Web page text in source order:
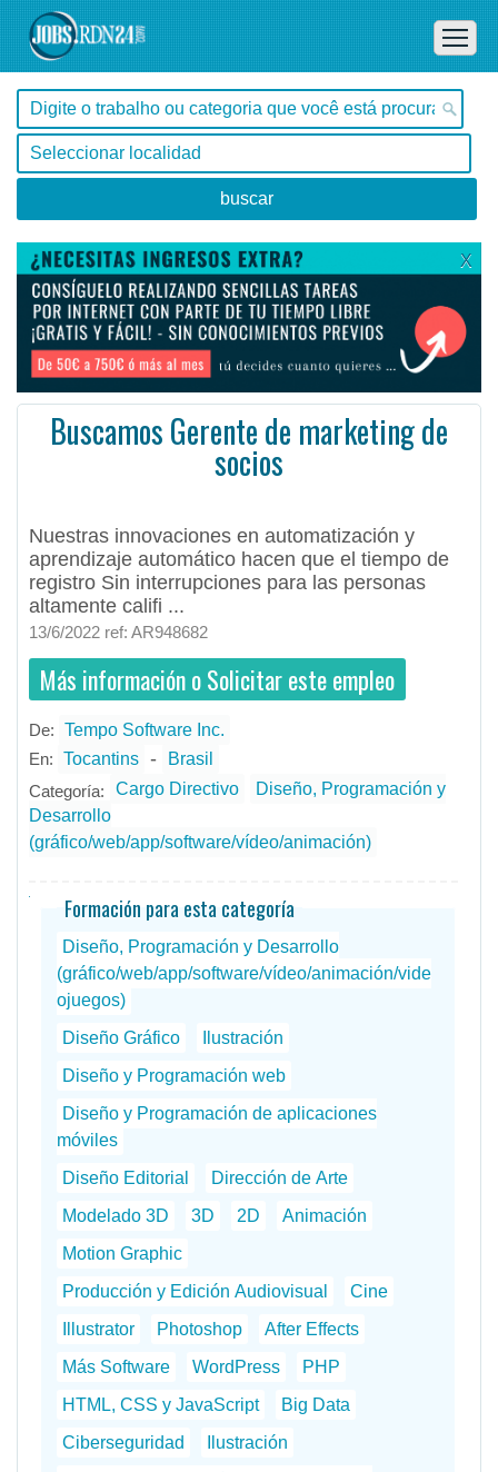
X
Buscamos Gerente de marketing de
socios
Nuestras innovaciones en automatización y
aprendizaje automático hacen que el tiempo de
registro Sin interrupciones para las personas
altamente califi ...
13/6/2022 ref: AR948682
Más información o Solicitar este empleo
De: Tempo Software Inc.
En: Tocantins -
Brasil
Categoría:
Cargo Directivo
Diseño, Programación y
Desarrollo
(gráfico/web/app/software/vídeo/animación)
Formación para esta categoría
Diseño, Programación y Desarrollo
(gráfico/web/app/software/vídeo/animación/vide
ojuegos)
Diseño Gráfico
Ilustración
Diseño y Programación web
Diseño y Programación de aplicaciones
móviles
Diseño Editorial
Dirección de Arte
Modelado 3D
3D 2D
Animación
Motion Graphic
Producción y Edición Audiovisual
Cine
Illustrator
Photoshop
After Effects
Más Software
WordPress
PHP
HTML, CSS y JavaScript
Big Data
Ciberseguridad
Ilustración